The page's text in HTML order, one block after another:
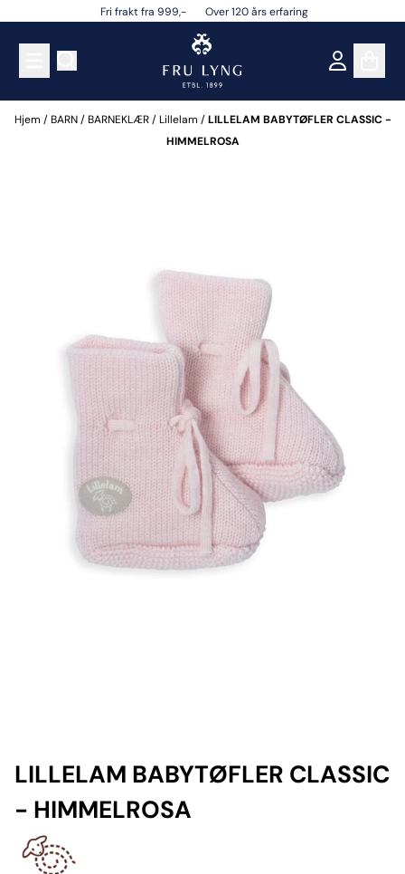
Hopp til innholdFri frakt fra 999,- Over 120 års erfaring
Hjem /BARN/BARNEKLÆR/Lillelam /LILLELAM BABYTØFLER CLASSIC -
HIMMELROSA
LILLELAM BABYTØFLER CLASSIC
- HIMMELROSA